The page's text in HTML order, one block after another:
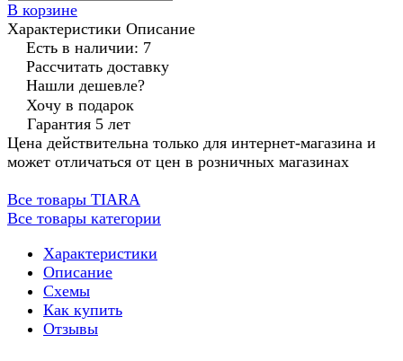
В корзине
Характеристики Описание
Есть в наличии: 7
Рассчитать доставку
Нашли дешевле?
Хочу в подарок
Гарантия 5 лет
Цена действительна только для интернет-магазина и
может отличаться от цен в розничных магазинах
Все товары TIARA
Все товары категории
Характеристики
Описание
Схемы
Как купить
Отзывы